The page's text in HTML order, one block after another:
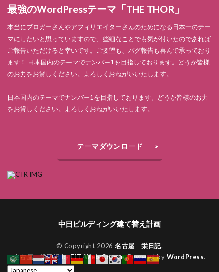
最強のWordPressテーマ「THE THOR」
本当にブロガーさんやアフィリエイターさんのためになる日本一のテー
マにしたいと思っていますので、些細なことでも気が付いたのであれば
ご報告いただけると幸いです。ご要望も、バグ報告も喜んで承っており
ます！ 日本国内のテーマでナンバー1を目指しております。どうか皆様
のお力をお貸しください。よろしくおねがいいたします。
日本国内のテーマでナンバー1を目指しております。どうか皆様のお力
をお貸しください。よろしくおねがいいたします。
テーマダウンロード
中日ビルディング建て替え計画
© Copyright 2026名古屋 栄日記.
名古屋 栄日記 byFIT-Web Create. Powered by WordPress.